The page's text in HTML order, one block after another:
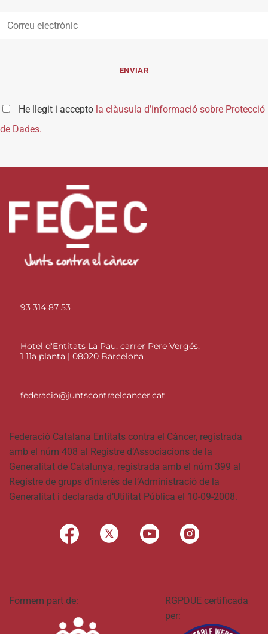
He llegit i accepto la clàusula d’informació sobre Protecció
de Dades.
93 314 87 53
Hotel d'Entitats La Pau, carrer Pere Vergés,
1 11a planta | 08020 Barcelona
federacio@juntscontraelcancer.cat
Federació Catalana Entitats contra el Càncer, registrada
amb el núm 408 al Registre d’Associacions de la
Generalitat de Catalunya, registrada amb el núm 399 al
Registre de grups d’interès de l’Administració de la
Generalitat i declarada d’Utilitat Pública el 10-09-2008.
Formem part de:
RGPDUE certificada
per: